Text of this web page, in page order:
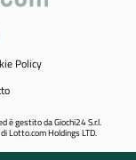
Policy
è gestito da Giochi24 S.r.l.
Lotto.com Holdings LTD.